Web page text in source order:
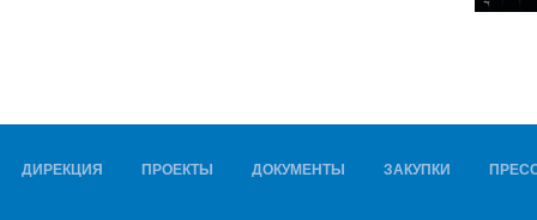
ДИРЕКЦИЯ ПРОЕКТЫ ДОКУМЕНТЫ ЗАКУПКИ